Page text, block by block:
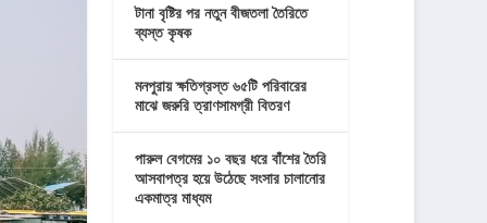
টানা বৃষ্টির পর নতুন বীজতলা তৈরিতে
ব্যস্ত কৃষক
মনপুরায় ক্ষতিগ্রস্ত ৬৫টি পরিবারের
মাঝে জরুরি ত্রাণসামগ্রী বিতরণ
পারুল বেগমের ১০ বছর ধরে বাঁশের তৈরি
আসবাপত্র হয়ে উঠেছে সংসার চালানোর
একমাত্র মাধ্যম